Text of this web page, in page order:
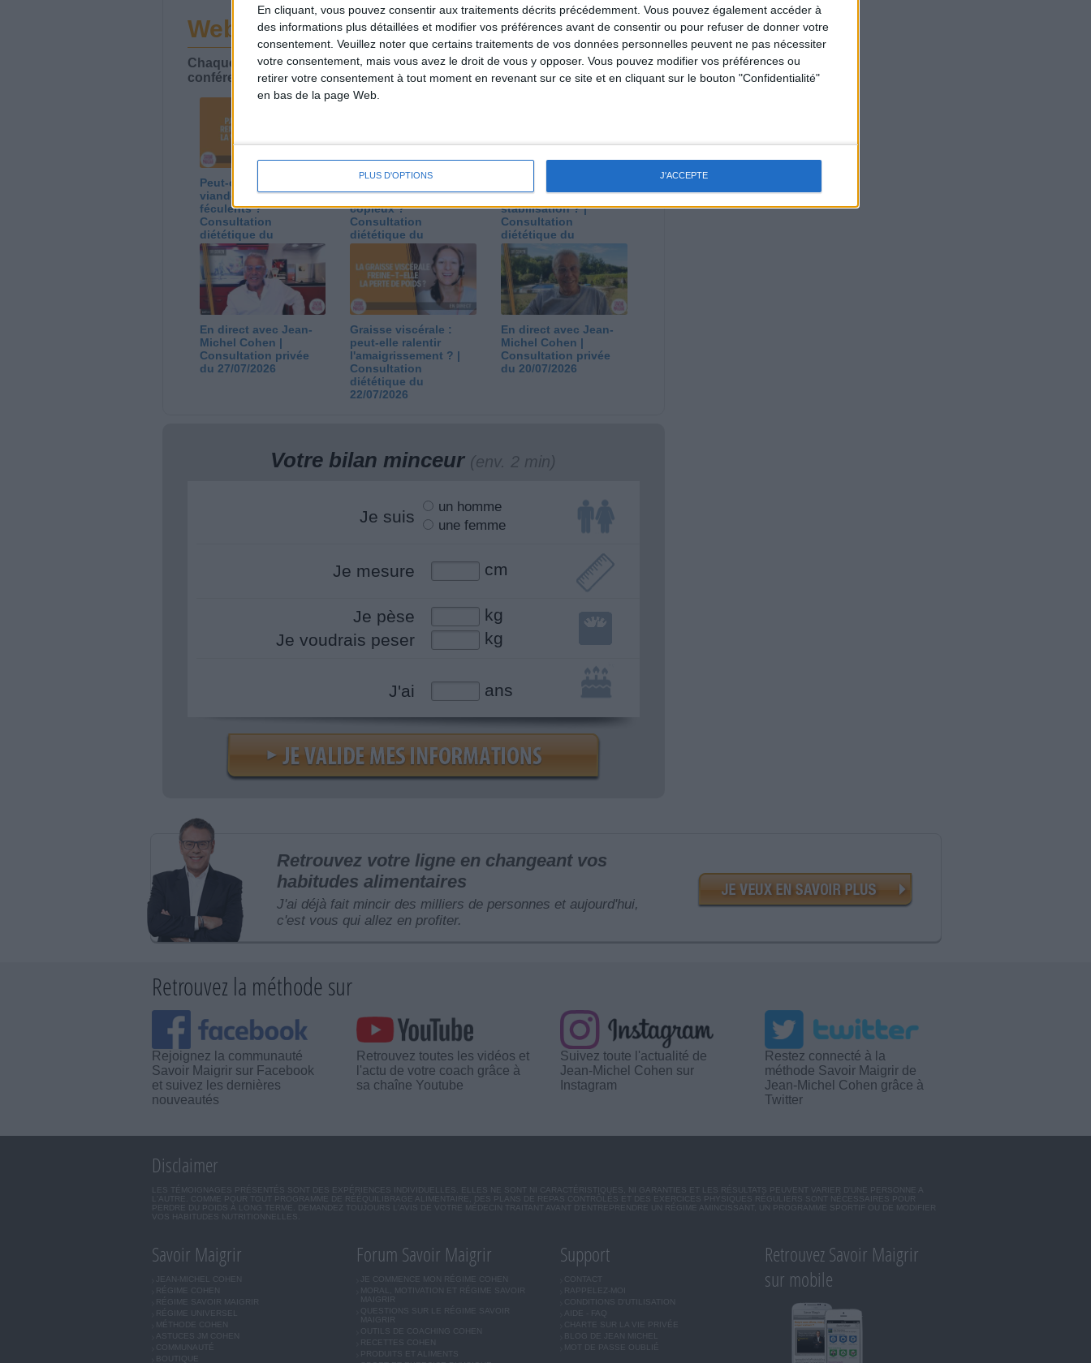
En cliquant, vous pouvez consentir aux traitements décrits précédemment. Vous pouvez également accéder à
des informations plus détaillées et modifier vos préférences avant de consentir ou pour refuser de donner votre
consentement. Veuillez noter que certains traitements de vos données personnelles peuvent ne pas nécessiter
votre consentement, mais vous avez le droit de vous y opposer. Vous pouvez modifier vos préférences ou
retirer votre consentement à tout moment en revenant sur ce site et en cliquant sur le bouton "Confidentialité"
en bas de la page Web.
PLUS D'OPTIONS J'ACCEPTE
Webinaires en direct Voir tout
Chaque semaine, posez vos questions en live en participant à des vidéo-
conférences avec Jean-Michel et les diététiciennes du programme.
Peut-on remplacer la
viande par des
féculents ?
Consultation
diététique du
05/08/2026
Le plan à 1600
calories est-il trop
copieux ?
Consultation
diététique du
03/08/2026
dernier kilo avant la
stabilisation ? |
Consultation
diététique du
29/07/2026
En direct avec Jean-
Michel Cohen |
Consultation privée
du 27/07/2026
Graisse viscérale :
peut-elle ralentir
l'amaigrissement ? |
Consultation
diététique du
22/07/2026
En direct avec Jean-
Michel Cohen |
Consultation privée
du 20/07/2026
Votre bilan minceur (env. 2 min)
Je suis
un homme
une femme
Je mesure cm
Je pèse
kg
Je voudrais peser
kg
J'ai ans
Retrouvez votre ligne en changeant vos
habitudes alimentaires
J'ai déjà fait mincir des milliers de personnes et aujourd'hui,
c'est vous qui allez en profiter.
Retrouvez la méthode sur
Rejoignez la communauté
Savoir Maigrir sur Facebook
et suivez les dernières
nouveautés
Retrouvez toutes les vidéos et
l'actu de votre coach grâce à
sa chaîne Youtube
Suivez toute l'actualité de
Jean-Michel Cohen sur
Instagram
Restez connecté à la
méthode Savoir Maigrir de
Jean-Michel Cohen grâce à
Twitter
Disclaimer
LES TÉMOIGNAGES PRÉSENTÉS SONT DES EXPÉRIENCES INDIVIDUELLES. ELLES NE SONT NI CARACTÉRISTIQUES, NI GARANTIES ET LES RÉSULTATS PEUVENT VARIER D'UNE PERSONNE A
L'AUTRE. COMME POUR TOUT PROGRAMME DE RÉÉQUILIBRAGE ALIMENTAIRE, DES PLANS DE REPAS CONTRÔLÉS ET DES EXERCICES PHYSIQUES RÉGULIERS SONT NÉCESSAIRES POUR
PERDRE DU POIDS À LONG TERME. DEMANDEZ TOUJOURS L'AVIS DE VOTRE MÉDECIN TRAITANT AVANT D'ENTREPRENDRE UN RÉGIME AMINCISSANT, UN PROGRAMME SPORTIF OU DE MODIFIER
VOS HABITUDES NUTRITIONNELLES.
Savoir Maigrir
JEAN-MICHEL COHEN
RÉGIME COHEN
RÉGIME SAVOIR MAIGRIR
RÉGIME UNIVERSEL
ASTUCES JM COHEN
COMMUNAUTÉ
Forum Savoir Maigrir
JE COMMENCE MON RÉGIME COHEN
MORAL, MOTIVATION ET RÉGIME SAVOIR
MAIGRIR
QUESTIONS SUR LE RÉGIME SAVOIR
MAIGRIR
OUTILS DE COACHING COHEN
RECETTES COHEN
PRODUITS ET ALIMENTS
Support
CONTACT
RAPPELEZ-MOI
CONDITIONS D'UTILISATION
AIDE - FAQ
CHARTE SUR LA VIE PRIVÉE
BLOG DE JEAN MICHEL
MOT DE PASSE OUBLIÉ
Retrouvez Savoir Maigrir
sur mobile